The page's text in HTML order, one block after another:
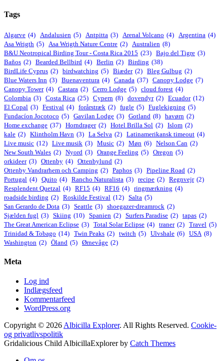
Tags
Algarve (4) Andalusien (5) Antpitta (3) Arenal Volcano (4) Argentina (4)
Asa Wrigth (5) Asa Wrigth Nature Centre (2) Australien (8)
B&U Neotropical Birding Tour - Costa Rica 2015 (23) Bajo del Tigre (3)
Baños (2) Bearded Bellbird (4) Berlin (2) Birding (38)
BirdLife Cyprus (2) birdwatching (5) Biæder (2) Bleg Gulbug (2)
Blue Waters Inn (3) Buenaventura (4) Canada (37) Canopy Lodge (7)
Canopy Tower (4) Castara (2) Cerro Lodge (5) cloud forest (4)
Colombia (3) Costa Rica (25) Cypern (8) dovendyr (2) Ecuador (12)
El Copal (3) Festival (4) forårstræk (2) fugle (5) Fuglekigning (5)
Fundacíon Jocotoco (5) Gavilan Lodge (3) Gotland (8) havørn (2)
Home exchange (37) Horndrager (2) Hotel Brilla Sol (2) Islom (2)
kale (2) Klintholm Havn (3) La Selva (2) Latinamerikansk timeout (4)
Live music (12) Live musik (3) Music (2) Møn (6) Nelson Can (2)
New South Wales (2) Nyord (3) Orange Feeling (5) Oregon (5)
orkideer (3) Ottenby (4) Ottenbylund (2)
Ottenby Vandrarhem och Camping (2) Paphos (3) Pipeline Road (2)
Portugal (4) Quito (4) Rancho Naturalista (3) recipe (2) Regnvejr (2)
Resplendent Quetzal (4) RF15 (4) RF16 (4) ringmærkning (4)
roadside birding (2) Roskilde Festival (12) Salta (5)
San Gerardo de Dota (3) Seattle (3) shoegazer-dreamrock (2)
Sjælden fugl (3) Skiing (10) Spanien (2) Surfers Paradise (2) tapas (2)
The Great American Eclipse (3) Total Solar Eclipse (4) traner (2) Travel (5)
Trinidad & Tobago (14) Twin Peaks (2) twitch (5) Ulvshale (6) USA (8)
Washington (2) Öland (5) Ørnevåge (2)
Meta
Log ind
Indlægsfeed
Kommentarfeed
WordPress.org
Copyright © 2026 Albicilla Explorer. All Rights Reserved. Cookie-
og privatlivspolitik
Gridalicious Child AlbicillaExplorer by Catch Themes